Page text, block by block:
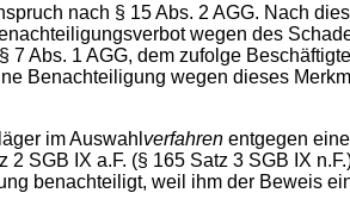
nach § 15 Abs. 2 AGG. Nach
wegen des
Abs. 1 AGG, dem zufolge
Benachteiligung wegen dieses
im Auswahl verfahren entgegen
SGB IX a.F. (§ 165 Satz 3 SGB IX
benachteiligt, weil ihm der Beweis